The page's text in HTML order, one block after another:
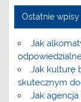
Ostatnie wpisy
Jak
Jak kulturę
skutecznym
Jak